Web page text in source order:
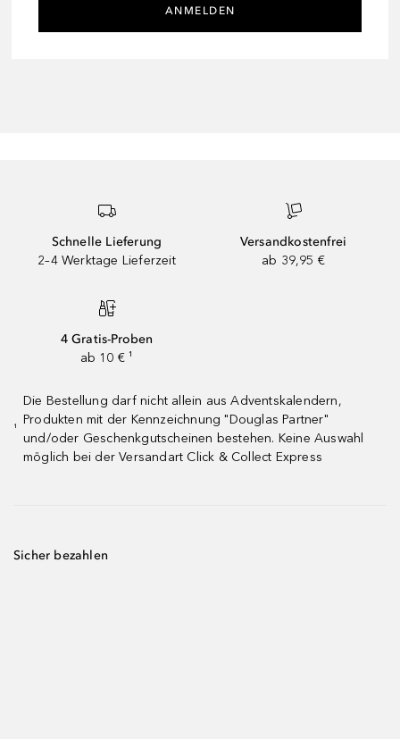
ANMELDEN
Schnelle Lieferung
2–4 Werktage Lieferzeit
Versandkostenfrei
ab 39,95 €
4 Gratis-Proben
ab 10 € ¹
¹
Die Bestellung darf nicht allein aus Adventskalendern,
Produkten mit der Kennzeichnung "Douglas Partner"
und/oder Geschenkgutscheinen bestehen. Keine Auswahl
möglich bei der Versandart Click & Collect Express
Sicher bezahlen